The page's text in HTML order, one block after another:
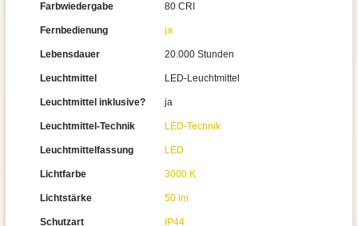
Farbwiedergabe 80 CRI
Fernbedienung ja
Lebensdauer 20.000 Stunden
Leuchtmittel LED-Leuchtmittel
Leuchtmittel inklusive? ja
Leuchtmittel-Technik LED-Technik
Leuchtmittelfassung LED
Lichtfarbe 3000 K
Lichtstärke 50 lm
Schutzart IP44